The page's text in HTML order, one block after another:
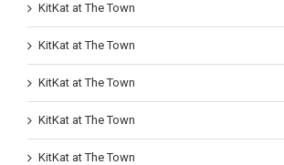
KitKat at The Town
KitKat at The Town
KitKat at The Town
KitKat at The Town
KitKat at The Town